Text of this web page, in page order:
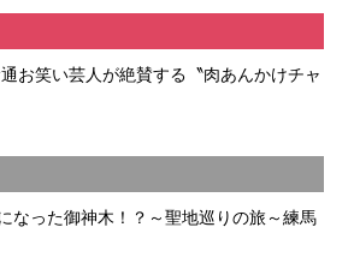
通お笑い芸人が絶賛する〝肉あんかけチャ
なった御神木！？～聖地巡りの旅～練馬